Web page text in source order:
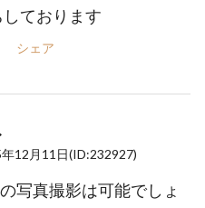
ております
シェア
12月11日(ID:232927)
写真撮影は可能でしょ